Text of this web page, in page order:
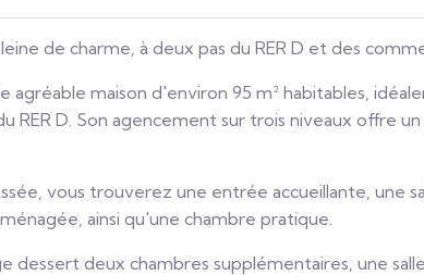
de charme, à deux pas du RER D et des
maison d'environ 95 m² habitables,
RER D. Son agencement sur trois niveaux offre
vous trouverez une entrée accueillante, une
ainsi qu'une chambre pratique.
dessert deux chambres supplémentaires, une